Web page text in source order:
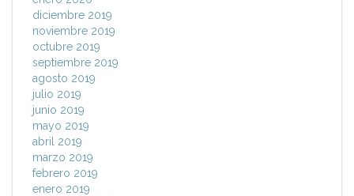
diciembre 2019
noviembre 2019
octubre 2019
septiembre 2019
agosto 2019
julio 2019
junio 2019
mayo 2019
abril 2019
marzo 2019
febrero 2019
enero 2019